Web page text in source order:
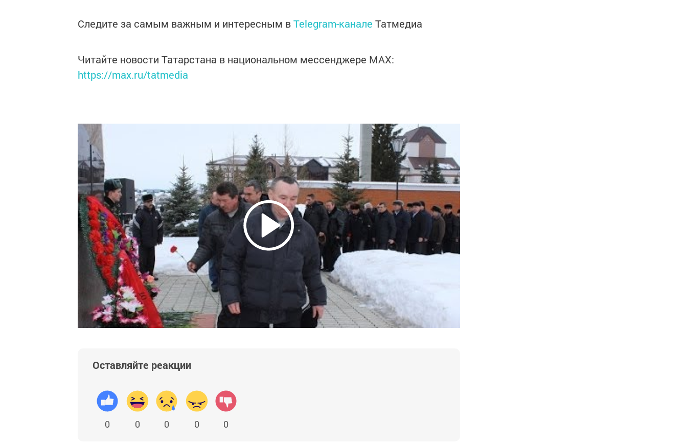
Следите за самым важным и интересным вTelegram-канале Татмедиа
Читайте новости Татарстана в национальном мессенджере MАХ:
https://max.ru/tatmedia
Оставляйте реакции
0 0 0 0 0